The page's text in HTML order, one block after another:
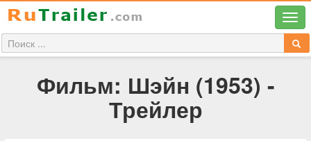
Фильм: Шэйн (1953) -
Трейлер